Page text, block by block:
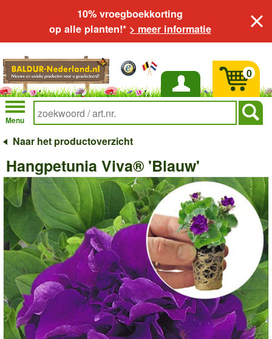
10% vroegboekkorting
op alle planten!* > meer informatie
Inloggen
Menu
0
Naar het productoverzicht
Hangpetunia Viva® 'Blauw'